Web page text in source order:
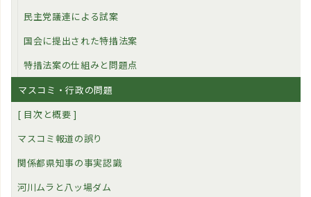
民主党議連による試案
国会に提出された特措法案
特措法案の仕組みと問題点
マスコミ・行政の問題
[ 目次と概要 ]
マスコミ報道の誤り
関係都県知事の事実認識
河川ムラと八ッ場ダム